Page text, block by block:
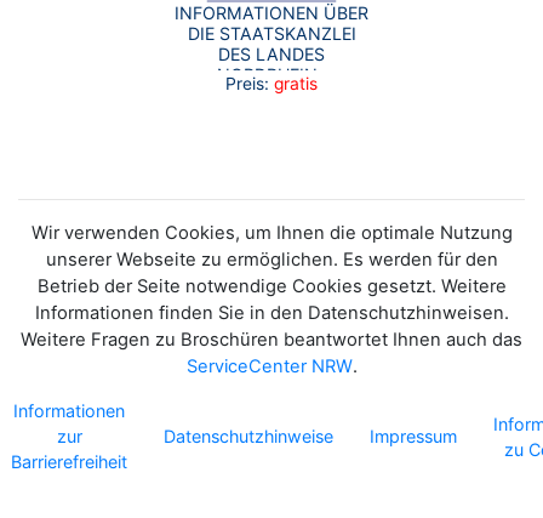
INFORMATIONEN ÜBER
DIE STAATSKANZLEI
DES LANDES
NORDRHEIN-
WESTFALEN UND IHRE
Preis: gratis
Wir verwenden Cookies, um Ihnen die optimale Nutzung
unserer Webseite zu ermöglichen. Es werden für den
Betrieb der Seite notwendige Cookies gesetzt. Weitere
Informationen finden Sie in den Datenschutzhinweisen.
Weitere Fragen zu Broschüren beantwortet Ihnen auch das
ServiceCenter NRW.
Informationen
zur
Barrierefreiheit
Datenschutzhinweise Impressum
zu